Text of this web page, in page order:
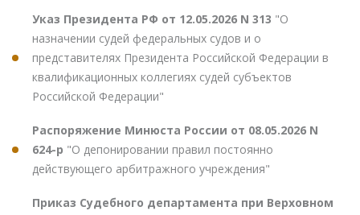
Указ Президента РФ от 12.05.2026 N 313 "О
назначении судей федеральных судов и о
представителях Президента Российской Федерации в
квалификационных коллегиях судей субъектов
Российской Федерации"
Распоряжение Минюста России от 08.05.2026 N
624-р "О депонировании правил постоянно
действующего арбитражного учреждения"
Приказ Судебного департамента при Верховном